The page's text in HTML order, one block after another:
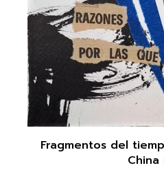
Fragmentos del
China